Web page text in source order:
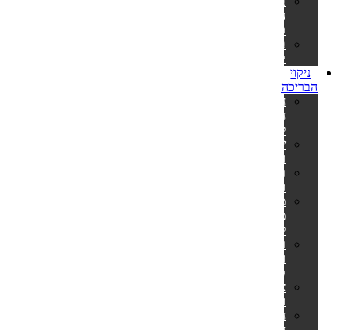
הכל
כלול
בריכות
קערה
ניקוי
הבריכה
חומרי
חיטוי
לבריכה
שואבים
וסקימרים
רובוטים
ושואבים
מערכות
מלח
לבריכה
רשתות
ומוטות
טלסקופיים
צינורות
ומתאמים
חבילות